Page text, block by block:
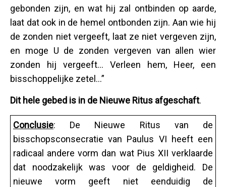
gebonden zijn, en wat hij zal ontbinden op aarde,
laat dat ook in de hemel ontbonden zijn. Aan wie hij
de zonden niet vergeeft, laat ze niet vergeven zijn,
en moge U de zonden vergeven van allen wier
zonden hij vergeeft… Verleen hem, Heer, een
bisschoppelijke zetel...”
Dit hele gebed is in de Nieuwe Ritus afgeschaft.
Conclusie: De Nieuwe Ritus van de
bisschopsconsecratie van Paulus VI heeft een
radicaal andere vorm dan wat Pius XII verklaarde
dat noodzakelijk was voor de geldigheid. De
nieuwe vorm geeft niet eenduidig de